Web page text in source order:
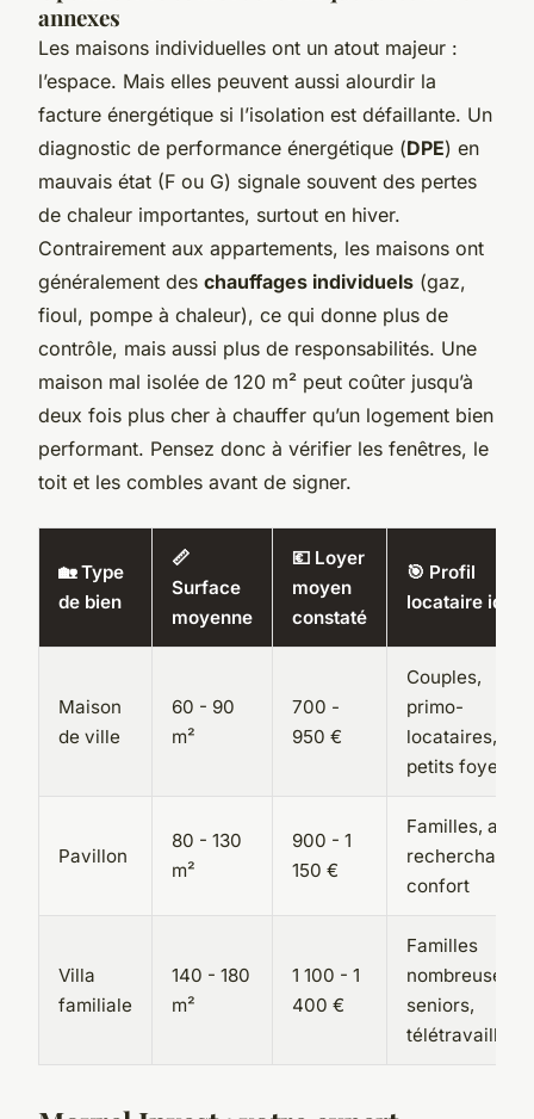
annexes
Les maisons individuelles ont un atout majeur :
l’espace. Mais elles peuvent aussi alourdir la
facture énergétique si l’isolation est défaillante. Un
diagnostic de performance énergétique (DPE) en
mauvais état (F ou G) signale souvent des pertes
de chaleur importantes, surtout en hiver.
Contrairement aux appartements, les maisons ont
généralement des chauffages individuels (gaz,
fioul, pompe à chaleur), ce qui donne plus de
contrôle, mais aussi plus de responsabilités. Une
maison mal isolée de 120 m² peut coûter jusqu’à
deux fois plus cher à chauffer qu’un logement bien
performant. Pensez donc à vérifier les fenêtres, le
toit et les combles avant de signer.
🏡 Type
de bien
📏
Surface
moyenne
💶 Loyer
moyen
constaté
🎯 Profil
locataire idéal
Maison
de ville
60 - 90
m²
700 -
950 €
Couples,
primo-
locataires,
petits foyers
Pavillon
80 - 130
m²
900 - 1
150 €
Familles,
recherchant
confort
Villa
familiale
140 - 180
m²
1 100 - 1
400 €
Familles
nombreuses,
seniors,